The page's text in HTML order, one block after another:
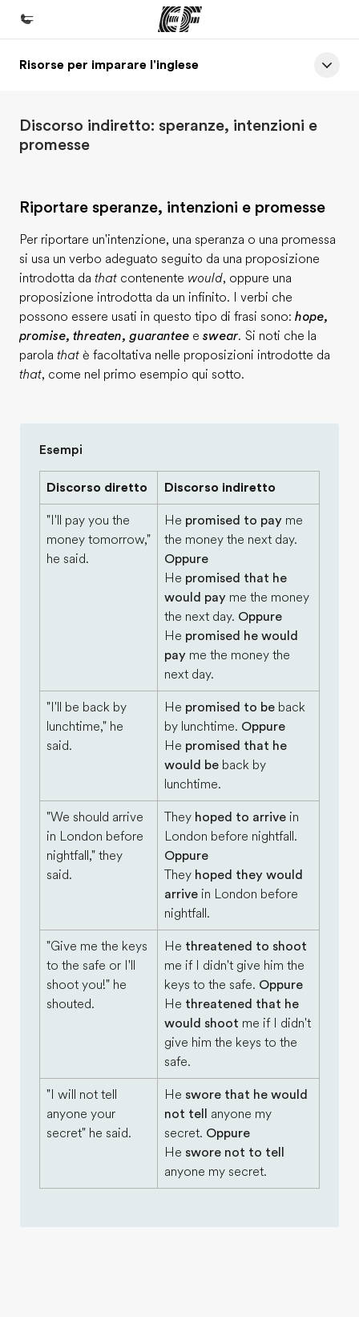
Homepage
Programmi
Trova l'ufficio più vicino
Chi siamo
La nostra organizzazione
Carriera
Lavora con noi
Risorse per imparare l'inglese
Discorso indiretto: speranze, intenzioni e
promesse
Riportare speranze, intenzioni e promesse
Per riportare un'intenzione, una speranza o una promessa
si usa un verbo adeguato seguito da una proposizione
introdotta da that contenente would, oppure una
proposizione introdotta da un infinito. I verbi che
possono essere usati in questo tipo di frasi sono: hope,
promise, threaten, guarantee e swear. Si noti che la
parola that è facoltativa nelle proposizioni introdotte da
that, come nel primo esempio qui sotto.
Esempi
Discorso diretto Discorso indiretto
"I'll pay you the
money tomorrow,"
he said.
He promised to pay me
the money the next day.
Oppure
He promised that he
would pay me the money
the next day. Oppure
He promised he would
pay me the money the
next day.
"I'll be back by
lunchtime," he
said.
He promised to be back
by lunchtime. Oppure
He promised that he
would be back by
lunchtime.
"We should arrive
in London before
nightfall," they
said.
They hoped to arrive in
London before nightfall.
Oppure
They hoped they would
arrive in London before
nightfall.
"Give me the keys
to the safe or I'll
shoot you!" he
shouted.
He threatened to shoot
me if I didn't give him the
keys to the safe. Oppure
He threatened that he
would shoot me if I didn't
give him the keys to the
safe.
"I will not tell
anyone your
secret" he said.
He swore that he would
not tell anyone my
secret. Oppure
He swore not to tell
anyone my secret.